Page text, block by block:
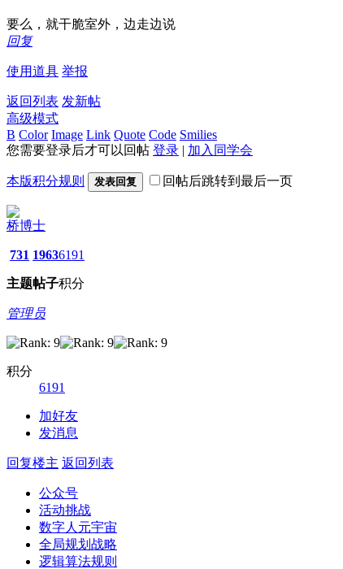
要么，就干脆室外，边走边说
回复
使用道具 举报
返回列表 发新帖
高级模式
B Color Image Link Quote Code Smilies
您需要登录后才可以回帖 登录 | 加入同学会
本版积分规则 发表回复 回帖后跳转到最后一页
桥博士
731
主题
1963
帖子
6191
积分
管理员
积分
6191
加好友
发消息
回复楼主 返回列表
公众号
活动挑战
数字人元宇宙
全局规划战略
逻辑算法规则